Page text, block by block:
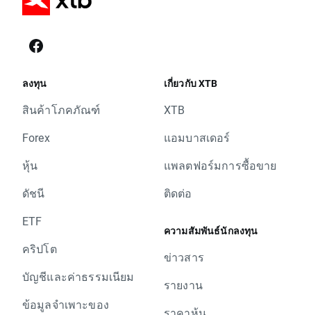
ลงทุน
สินค้าโภคภัณฑ์
Forex
หุ้น
ดัชนี
ETF
คริปโต
บัญชีและค่าธรรมเนียม
ข้อมูลจำเพาะของ
เกี่ยวกับ XTB
XTB
แอมบาสเดอร์
แพลตฟอร์มการซื้อขาย
ติดต่อ
ความสัมพันธ์นักลงทุน
ข่าวสาร
รายงาน